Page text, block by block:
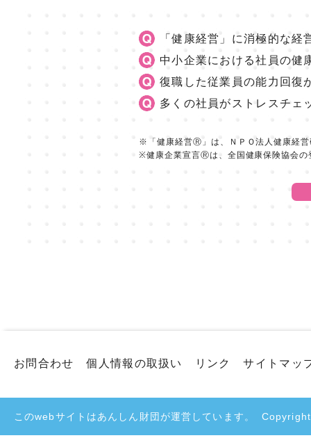
「健康経営」に消極的な
中小企業における社員の健
復職した従業員の能力回復
多くの社員がストレスチェ
※「健康経営Ⓡ」は、ＮＰＯ法人健康経営
※健康企業宣言Ⓡは、全国健康保険協会の
お問合わせ 個人情報の取扱い リンク サイトマッ
このwebサイトはあんしん財団が運営しています。